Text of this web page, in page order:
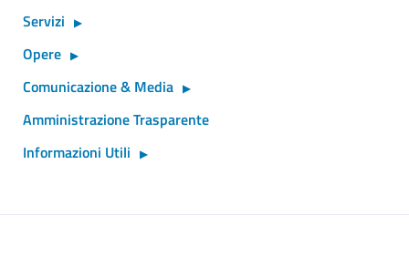
Servizi
Opere
Comunicazione & Media
Amministrazione Trasparente
Informazioni Utili